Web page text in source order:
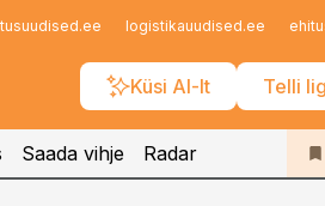
logistikauudised.ee
Küsi AI-lt Telli
Saada vihje Radar